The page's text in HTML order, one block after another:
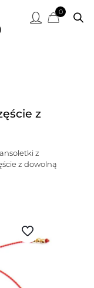
0
z
z
z dowolną